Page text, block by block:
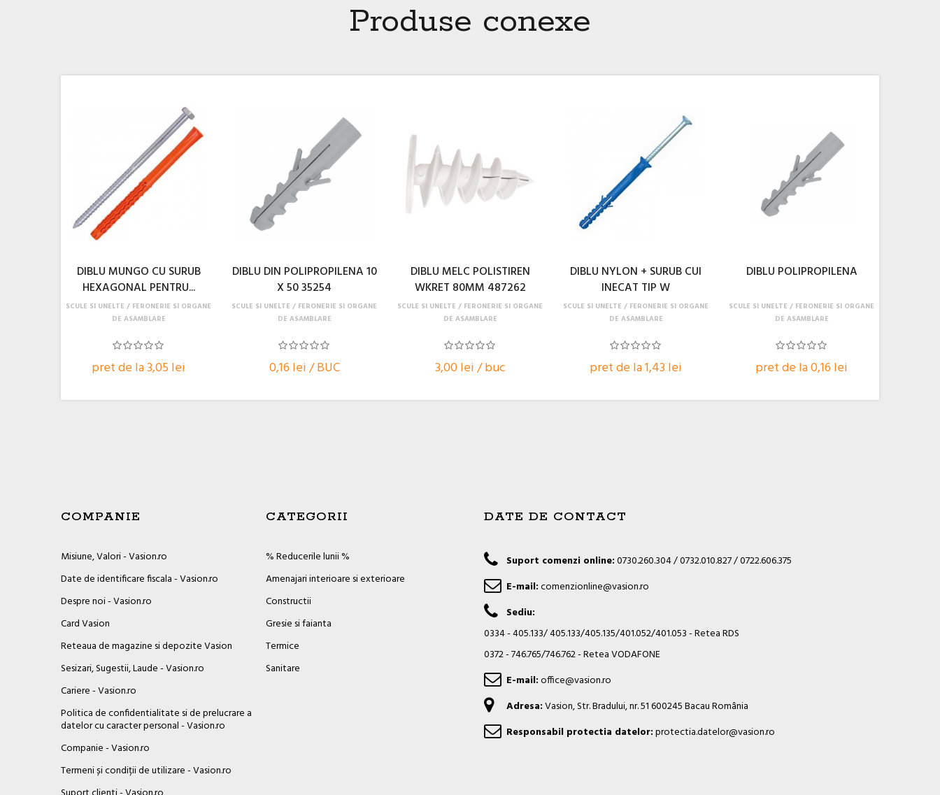
Produse conexe
DIBLU MUNGO CU SURUB
HEXAGONAL PENTRU...
pret de la 3,05 lei
SCULE SI UNELTE
FERONERIE SI ORGANE
DE ASAMBLARE
DIBLU DIN POLIPROPILENA 10
X 50 35254
0,16 lei / BUC
SCULE SI UNELTE
FERONERIE SI ORGANE
DE ASAMBLARE
DIBLU MELC POLISTIREN
WKRET 80MM 487262
3,00 lei / buc
SCULE SI UNELTE
FERONERIE SI ORGANE
DE ASAMBLARE
DIBLU NYLON + SURUB CUI
INECAT TIP W
pret de la 1,43 lei
SCULE SI UNELTE
FERONERIE SI ORGANE
DE ASAMBLARE
DIBLU POLIPROPILENA
pret de la 0,16 lei
SCULE SI UNELTE
FERONERIE SI ORGANE
DE ASAMBLARE
COMPANIE
Misiune, Valori - Vasion.ro
Date de identificare fiscala - Vasion.ro
Despre noi - Vasion.ro
Card Vasion
Reteaua de magazine si depozite Vasion
Sesizari, Sugestii, Laude - Vasion.ro
Cariere - Vasion.ro
Politica de confidentialitate si de prelucrare a
datelor cu caracter personal - Vasion.ro
Companie - Vasion.ro
Termeni și condiții de utilizare - Vasion.ro
CATEGORII
% Reducerile lunii %
Amenajari interioare si exterioare
Constructii
Gresie si faianta
Termice
Sanitare
DATE DE CONTACT
Suport comenzi online:0730.260.304 / 0732.010.827 / 0722.606.375
E-mail:comenzionline@vasion.ro
Sediu:
0334 - 405.133/ 405.133/405.135/401.052/401.053 - Retea RDS
0372 - 746.765/746.762 - Retea VODAFONE
E-mail:office@vasion.ro
Adresa:Vasion, Str. Bradului, nr. 51 600245 Bacau România
Responsabil protectia datelor:protectia.datelor@vasion.ro